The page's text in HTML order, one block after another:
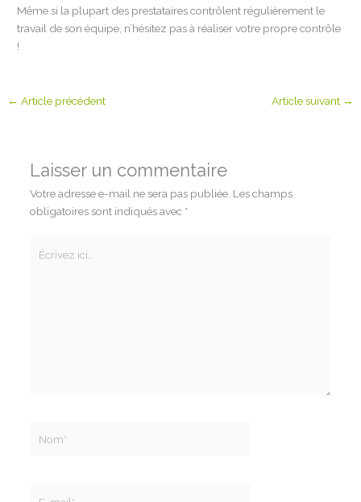
Même si la plupart des prestataires contrôlent régulièrement le
travail de son équipe, n’hésitez pas à réaliser votre propre contrôle
!
← Article précédent Article suivant →
Laisser un commentaire
Votre adresse e-mail ne sera pas publiée. Les champs
obligatoires sont indiqués avec *
ici…